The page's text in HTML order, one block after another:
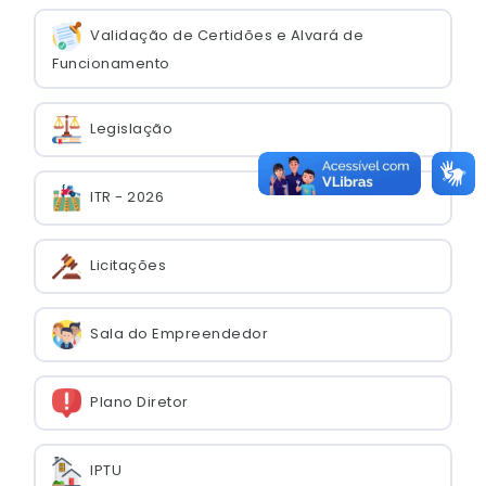
Validação de Certidões e Alvará de
Funcionamento
Legislação
ITR - 2026
Licitações
Sala do Empreendedor
Plano Diretor
IPTU